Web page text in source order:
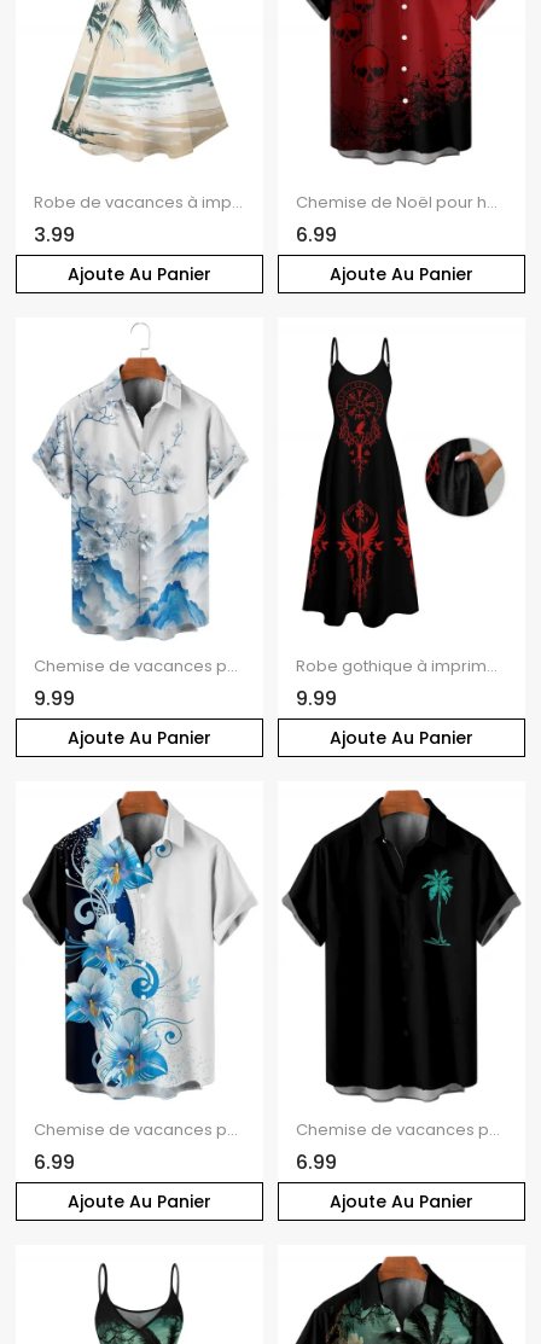
Ajoute Au Panier
Robe de vacances à imprimé cocotiers et paysage de plage, mini-robe à bretelles spaghetti
3.99
Ajoute Au Panier
Chemise de Noël pour homme, boutonnée, imprimé flocons de neige et crânes
6.99
Ajoute Au Panier
Chemise de vacances pour homme, boutonnée, imprimé floral et montagne
9.99
Ajoute Au Panier
Robe gothique à imprimé géométrique et poches, robe longue à bretelles spaghetti
9.99
Ajoute Au Panier
Chemise de vacances pour homme, boutonnée, à imprimé floral et couleur contrastée
6.99
Ajoute Au Panier
Chemise de vacances pour homme, boutonnée, imprimé cocotier, idéale pour la plage
6.99